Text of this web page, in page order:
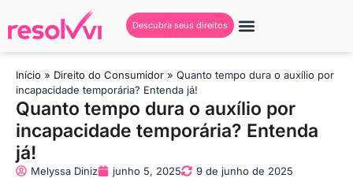
Descubra seus direitos
Início » Direito do Consumidor » Quanto tempo dura o auxílio por
incapacidade temporária? Entenda já!
Quanto tempo dura o auxílio por
incapacidade temporária? Entenda
já!
Melyssa Diniz junho 5, 2025
9 de junho de 2025